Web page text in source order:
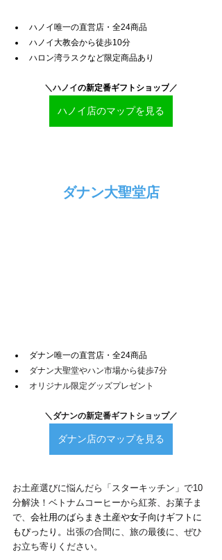
ハノイ唯一の直営店・全24商品
ハノイ大教会から徒歩10分
ハロン湾ラスクなど限定商品あり
＼ハノイの新定番ギフトショップ／
ハノイ店のマップを見る
ダナン大聖堂店
ダナン唯一の直営店・全24商品
ダナン大聖堂やハン市場から徒歩7分
オリジナル限定グッズプレゼント
＼ダナンの新定番ギフトショップ／
ダナン店のマップを見る
お土産選びに悩んだら「スターキッチン」で10
分解決！ベトナムコーヒーから紅茶、お菓子ま
で、 会社用のばらまき土産や女子向けギフトに
もぴったり。 出張の合間に、旅の最後に、ぜひ
お立ち寄りください。